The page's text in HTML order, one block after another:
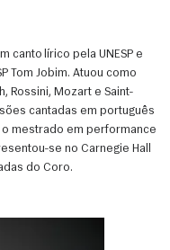
canto lírico pela UNESP e
Tom Jobim. Atuou como
Rossini, Mozart e Saint-
cantadas em português
mestrado em performance
se no Carnegie Hall
do Coro.